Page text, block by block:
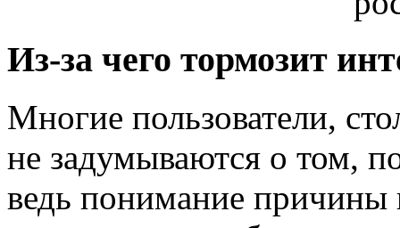
Из-за чего тормозит
Многие пользователи,
не задумываются о том,
ведь понимание причины